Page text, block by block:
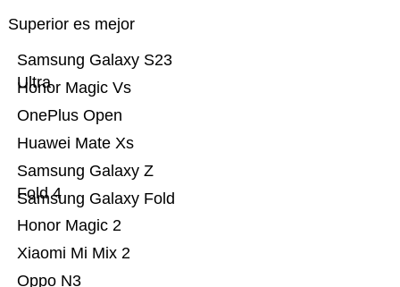
Superior es mejor
Oppo N3
Xiaomi Mi Mix 2
Honor Magic 2
Samsung Galaxy Fold
Samsung Galaxy Z
Fold 4
Huawei Mate Xs
OnePlus Open
Honor Magic Vs
Samsung Galaxy S23
Ultra